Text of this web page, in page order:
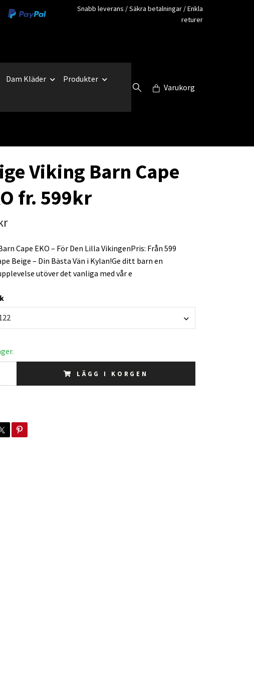
Snabb leverans / Säkra betalningar / Enkla
returer
Dam Kläder
Produkter
Varukorg
Viking Barn Cape
fr. 599kr
Cape EKO – För Den Lilla VikingenPris: Från 599
Beige – Din Bästa Vän i Kylan!Ge ditt barn en
utöver det vanliga med vår e
LÄGG I KORGEN